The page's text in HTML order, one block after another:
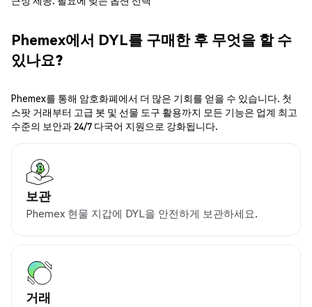
Phemex에서 DYL를 구매한 후 무엇을 할 수
있나요?
Phemex를 통해 암호화폐에서 더 많은 기회를 얻을 수 있습니다. 첫
스팟 거래부터 고급 봇 및 선물 도구 활용까지 모든 기능은 업계 최고
수준의 보안과 24/7 다국어 지원으로 강화됩니다.
보관
Phemex 현물 지갑에 DYL을 안전하게 보관하세요.
거래